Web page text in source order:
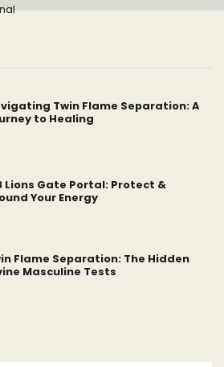
Twin Flame Separation: A
to Healing
Lions Gate Portal: Protect &
Your Energy
Flame Separation: The Hidden
Masculine Tests